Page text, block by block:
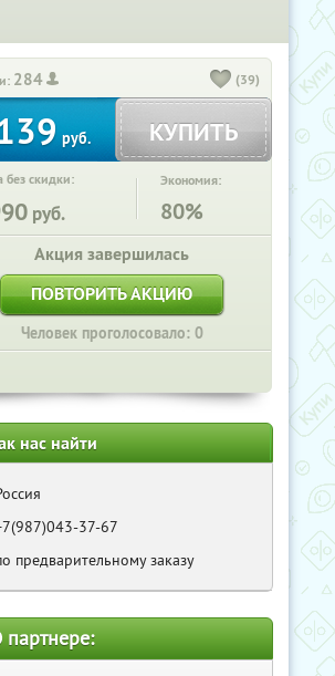
284 (39)
руб. КУПИТЬ
без скидки:
руб.
Экономия:
80%
Акция завершилась
ПОВТОРИТЬ АКЦИЮ
Человек проголосовало: 0
нас найти
37-67
предварительному заказу
партнере: